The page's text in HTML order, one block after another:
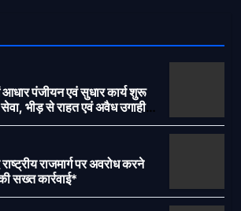
पंजीयन एवं सुधार कार्य शुरू
भीड़ से राहत एवं अवैध उगाही
राजमार्ग पर अवरोध करने
सख्त कार्रवाई*